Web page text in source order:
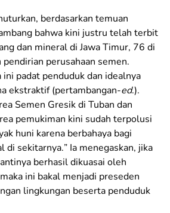
berdasarkan temuan
bahwa kini justru telah terbit
dan mineral di Jawa Timur, 76 di
perusahaan semen.
ini padat penduduk dan idealnya
ekstraktif (pertambangan-ed.).
Semen Gresik di Tuban dan
pemukiman kini sudah terpolusi
huni karena berbahaya bagi
di sekitarnya.” Ia menegaskan, jika
berhasil dikuasai oleh
ini bakal menjadi preseden
lingkungan beserta penduduk